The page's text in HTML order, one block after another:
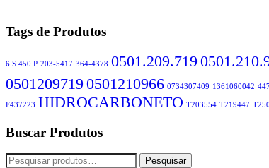
Tags de Produtos
6 S 450 P 203-5417 364-4378 0501.209.719
0501209719 0501210966 0734307409 1361060042
F437223 HIDROCARBONETO T203554 T219447
Buscar Produtos
Pesquisar